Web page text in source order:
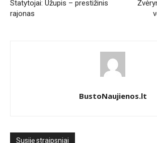
Statytojai: Užupis – prestižinis
rajonas
BustoNaujienos.lt
Susiję straipsniai